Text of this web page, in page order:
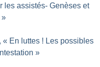
les assistés- Genèses et
»
« En luttes ! Les possibles
»